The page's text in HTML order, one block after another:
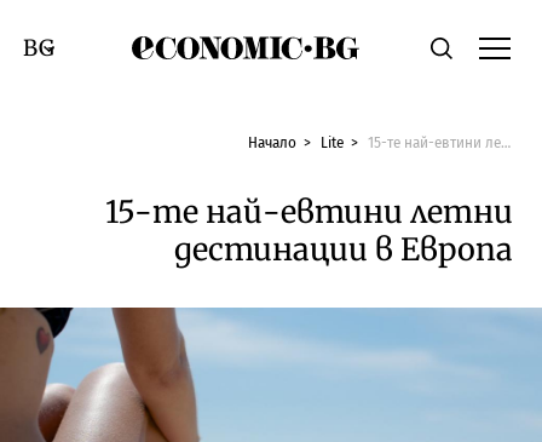
Economic.bgТърсене
Смяна на език
Начало Lite 15-те най-евтини летни дестинации в Европа
15-те най-евтини летни
дестинации в Европа